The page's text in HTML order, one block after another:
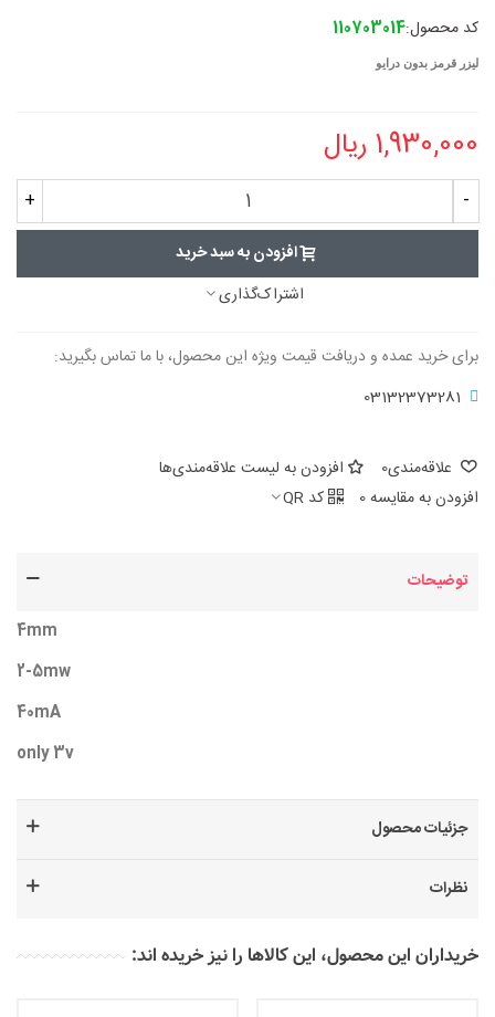
کد محصول:110703014
لیزر قرمز بدون درایو
1,930,000 ریال
-
+
افزودن به سبد خرید
اشتراک‌گذاری
برای خرید عمده و دریافت قیمت ویژه این محصول، با ما تماس بگیرید:
03132373281
علاقه‌مندی0
افزودن به لیست علاقه‌مندی‌ها
افزودن به مقایسه0 کد QR
توضیحات
4mm
2-5mw
40mA
only 3v
جزئیات محصول
نظرات
خریداران این محصول، این کالاها را نیز خریده اند: